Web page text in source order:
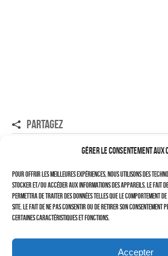
Gérer le consentement aux
Pour offrir les meilleures expériences, nous utilisons des
stocker et/ou accéder aux informations des appareils. Le fait
permettra de traiter des données telles que le comportement
site. Le fait de ne pas consentir ou de retirer son
certaines caractéristiques et fonctions.
Accepter
PARTAGEZ
Probablement mon dernier S2 !!!